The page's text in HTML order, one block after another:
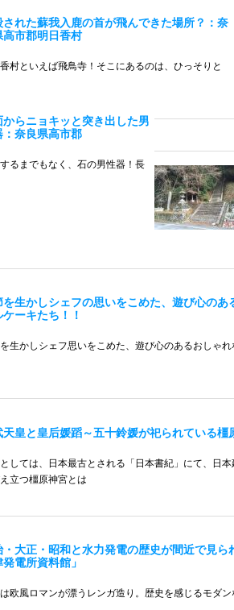
された蘇我入鹿の首が飛んできた場所？：奈
高市郡明日香村
村といえば飛鳥寺！そこにあるのは、ひっそりと
からニョキッと突き出した男
：奈良県高市郡
るまでもなく、石の男性器！長
を生かしシェフの思いをこめた、遊び心のあ
ケーキたち！！
生かしシェフ思いをこめた、遊び心のあるおしゃ
天皇と皇后媛蹈～五十鈴媛が祀られている橿
しては、日本最古とされる「日本書紀」にて、日
立つ橿原神宮とは
・大正・昭和と水力発電の歴史が間近で見ら
電所資料館」
欧風ロマンが漂うレンガ造り。歴史を感じるモダ